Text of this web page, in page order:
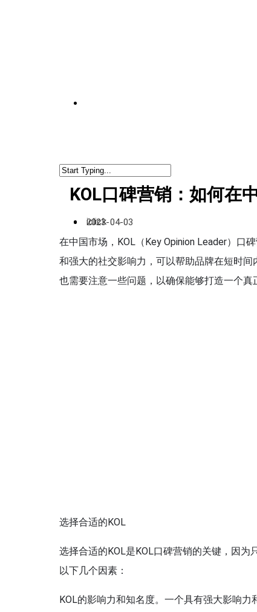
KOL口碑营销：如何在
iclick
2023-04-03
在中国市场，KOL（Key Opinion Leader）口
和强大的社交影响力，可以帮助品牌在短时
也需要注意一些问题，以确保能够打造一个真
选择合适的KOL
选择合适的KOL是KOL口碑营销的关键，因
以下几个因素：
KOL的影响力和知名度。一个具有强大影响力